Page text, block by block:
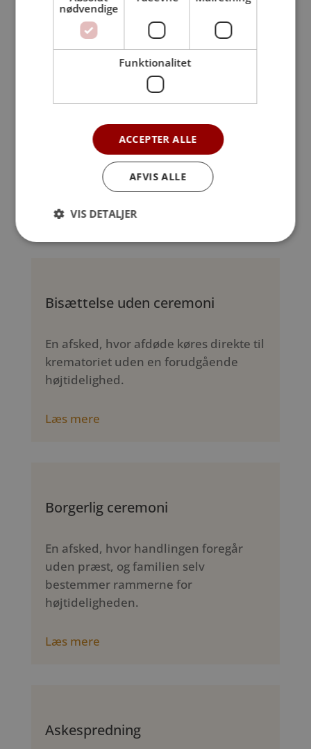
Bisættelse uden ceremoni
En afsked, hvor afdøde køres direkte til
krematoriet uden en forudgående
højtidelighed.
Læs mere
Borgerlig ceremoni
En afsked, hvor handlingen foregår
uden præst, og familien selv
bestemmer rammerne for
højtideligheden.
Læs mere
Askespredning
nødvendige
Funktionalitet
ACCEPTER ALLE
AFVIS ALLE
VIS DETALJER